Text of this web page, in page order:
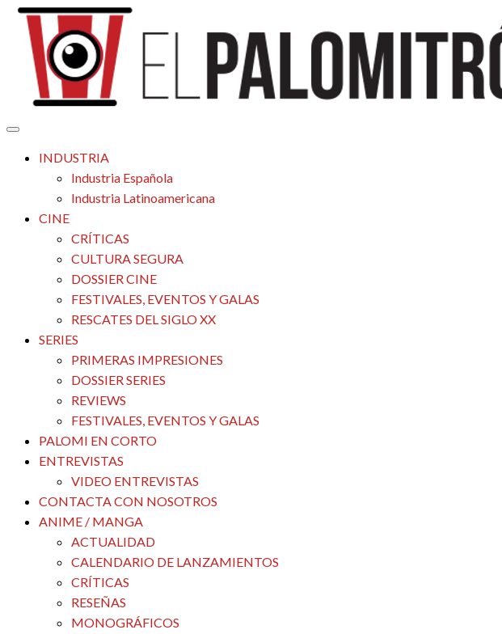
Saltar
contenido
El Palomitrón
Tu espacio de la industria de cine española y latinoamericana
INDUSTRIA
Industria Española
Industria Latinoamericana
CINE
CRÍTICAS
CULTURA SEGURA
DOSSIER CINE
FESTIVALES, EVENTOS Y GALAS
RESCATES DEL SIGLO XX
SERIES
PRIMERAS IMPRESIONES
DOSSIER SERIES
REVIEWS
FESTIVALES, EVENTOS Y GALAS
PALOMI EN CORTO
ENTREVISTAS
VIDEO ENTREVISTAS
CONTACTA CON NOSOTROS
ANIME / MANGA
ACTUALIDAD
CALENDARIO DE LANZAMIENTOS
CRÍTICAS
RESEÑAS
MONOGRÁFICOS